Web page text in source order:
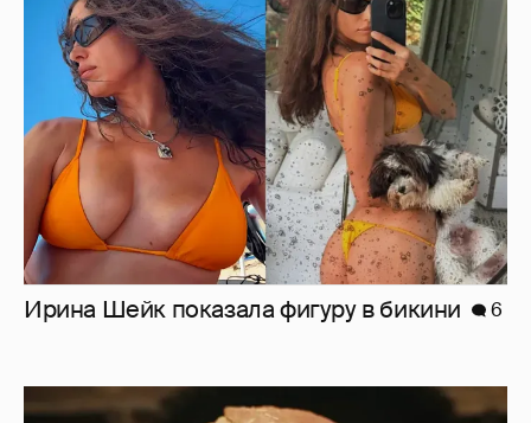
Ирина Шейк показала фигуру в бикини 6